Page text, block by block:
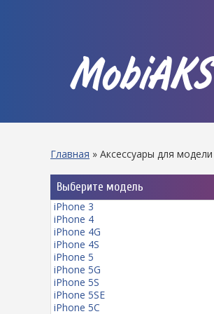
MobiAKS
Главная » Аксессуары для модели
Выберите модель
iPhone 3
iPhone 4
iPhone 4G
iPhone 4S
iPhone 5
iPhone 5G
iPhone 5S
iPhone 5SE
iPhone 5C